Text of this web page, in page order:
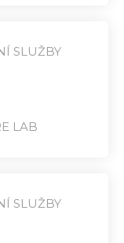
SLUŽBY
LAB
SLUŽBY